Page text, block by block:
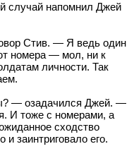
случай напомнил Джей
Стив. — Я ведь один
номера — мол, ни к
личности. Так
— озадачился Джей. —
И тоже с номерами, а
сходство
заинтриговало его.